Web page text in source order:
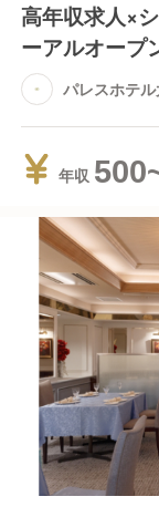
高年収求人×
ーアルオープ
パレスホテ
年収